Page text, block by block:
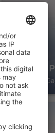
Hotel le
La Roque-